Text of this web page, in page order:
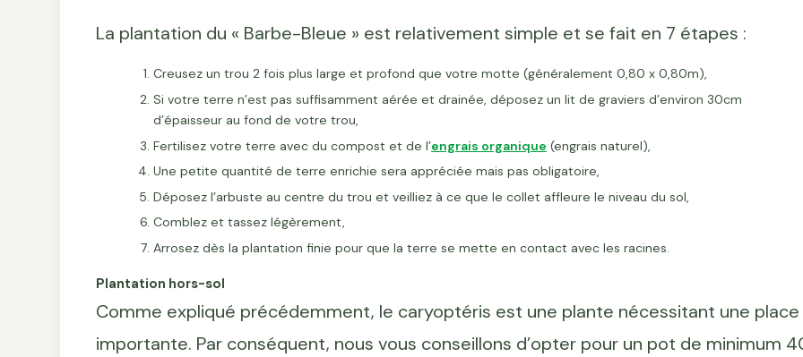
La plantation du « Barbe-Bleue » est relativement simple et se fait en 7 étapes :
Creusez un trou 2 fois plus large et profond que votre motte (généralement 0,80 x 0,80m),
Si votre terre n’est pas suffisamment aérée et drainée, déposez un lit de graviers d’environ 30cm
d’épaisseur au fond de votre trou,
Fertilisez votre terre avec du compost et de l’engrais organique (engrais naturel),
Une petite quantité de terre enrichie sera appréciée mais pas obligatoire,
Déposez l’arbuste au centre du trou et veilliez à ce que le collet affleure le niveau du sol,
Comblez et tassez légèrement,
Arrosez dès la plantation finie pour que la terre se mette en contact avec les racines.
Plantation hors-sol
Comme expliqué précédemment, le caryoptéris est une plante nécessitant une place
importante. Par conséquent, nous vous conseillons d’opter pour un pot de minimum